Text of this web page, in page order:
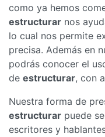
como ya hemos
estructurar nos
lo cual nos permite
precisa. Además en
podrás conocer el
de estructurar, con
Nuestra forma de
estructurar puede
escritores y